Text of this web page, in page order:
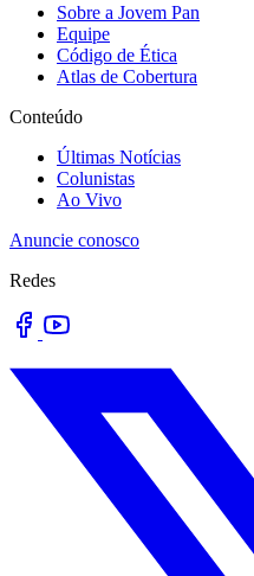
Sobre a Jovem Pan
Equipe
Código de Ética
Atlas de Cobertura
Conteúdo
Últimas Notícias
Colunistas
Ao Vivo
Anuncie conosco
Redes